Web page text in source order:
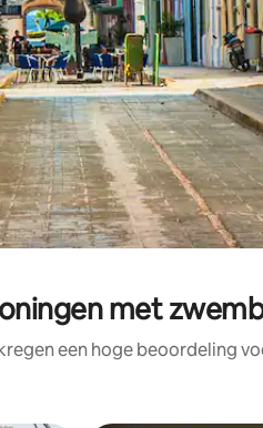
met
een hoge beoordeling